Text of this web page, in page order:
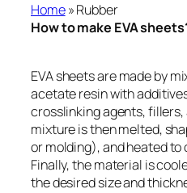
Home»Rubber
How to make EVA
EVA sheets are made by
acetate resin with
crosslinking agents,
mixture is then melted,
or molding), and heated
Finally, the material is
the desired size and